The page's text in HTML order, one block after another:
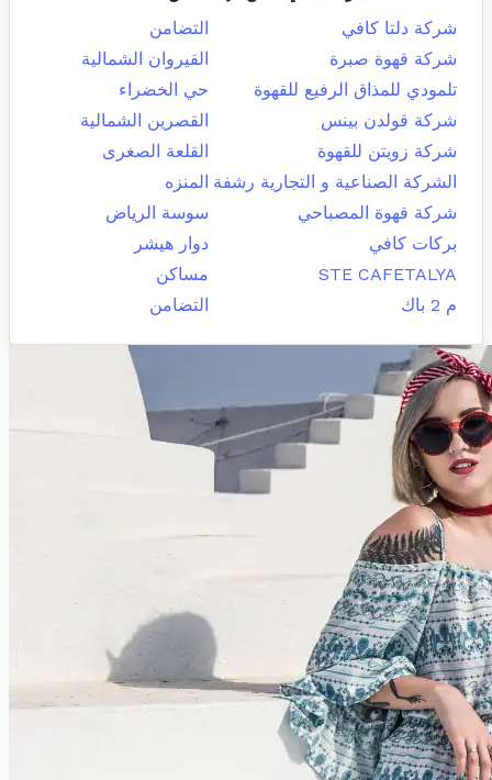
شركة دلتا كافي
التضامن
شركة قهوة صبرة
القيروان الشمالية
تلمودي للمذاق الرفيع للقهوة
حي الخضراء
شركة قولدن بينس
القصرين الشمالية
شركة زويتن للقهوة
القلعة الصغرى
الشركة الصناعية و التجارية رشفة المنزه
شركة قهوة المصباحي
سوسة الرياض
بركات كافي
دوار هيشر
STE CAFETALYA
مساكن
م 2 باك
التضامن